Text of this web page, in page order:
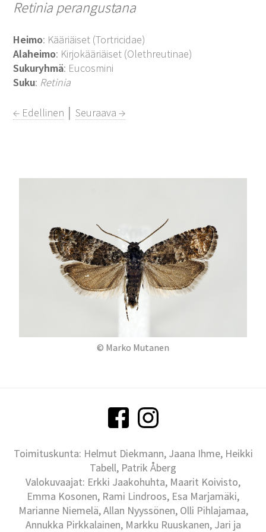
Retinia perangustana
Heimo: Kääriäiset (Tortricidae)
Alaheimo: Kirjokääriäiset (Olethreutinae)
Sukuryhmä: Eucosmini
Suku: Retinia
← Edellinen │Seuraava →
© Marko Mutanen
Toimituskunta: Helmut Diekmann, Jaana Ihme, Heikki
Tabell, Patrik Åberg
Valokuvaajat: Erkki Jaakohuhta, Maarit Koivisto,
Emma Kosonen, Rami Lindroos, Esa Marjamäki,
Marianne Niemelä, Allan Nyyssönen, Olli Pihlajamaa,
Annukka Pirkkalainen, Markku Ruuskanen, Jari ja